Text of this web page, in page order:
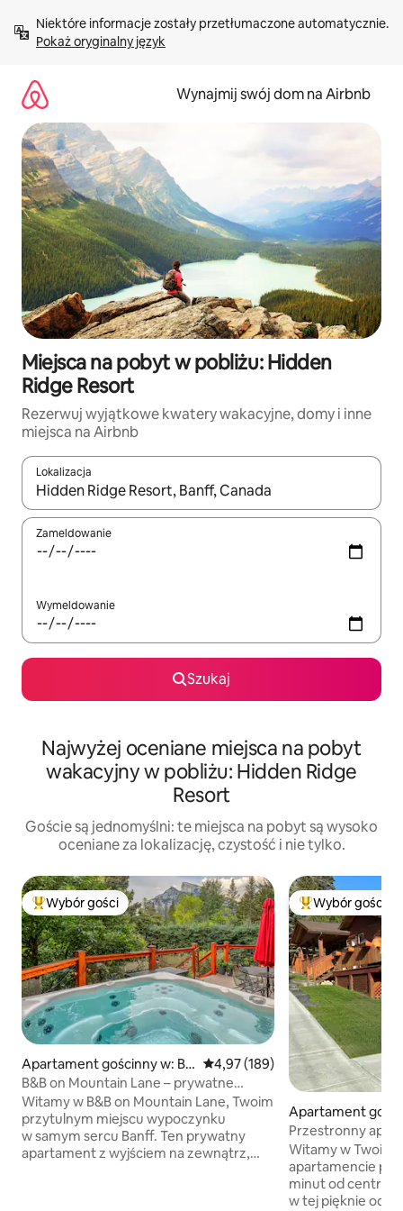
treści Pokaż oryginalny język
Wynajmij swój dom na Airbnb
Miejsca na pobyt w pobliżu: Hidden
Ridge Resort
Rezerwuj wyjątkowe kwatery wakacyjne, domy i inne
miejsca na Airbnb
Lokalizacja
Gdy wyniki będą dostępne, możesz poruszać się po nich za
Zameldowanie
Wymeldowanie
Szukaj
Najwyżej oceniane miejsca na pobyt
wakacyjny w pobliżu: Hidden Ridge
Resort
Goście są jednomyślni: te miejsca na pobyt są wysoko
oceniane za lokalizację, czystość i nie tylko.
Najpopularniejsze z kategorii Wybór gości
Wybór gości
Apartament gościnny w: Ba
nff
Średnia ocena: 4,97 na 5, liczba
4,97 (189)
B&B on Mountain Lane – prywatne
jacuzzi i sauna
Witamy w B&B on Mountain Lane, Twoim
przytulnym miejscu wypoczynku
w samym sercu Banff. Ten prywatny
apartament z wyjściem na zewnątrz,
Wybór gości
Apartament
nff
Przestronny
king-size, kilka
Witamy w Twoim
apartamencie
minut od centrum
w tej pięknie